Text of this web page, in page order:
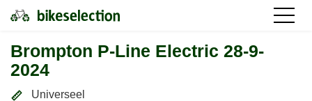
Brompton P-Line Electric 28-9-
2024
Universeel